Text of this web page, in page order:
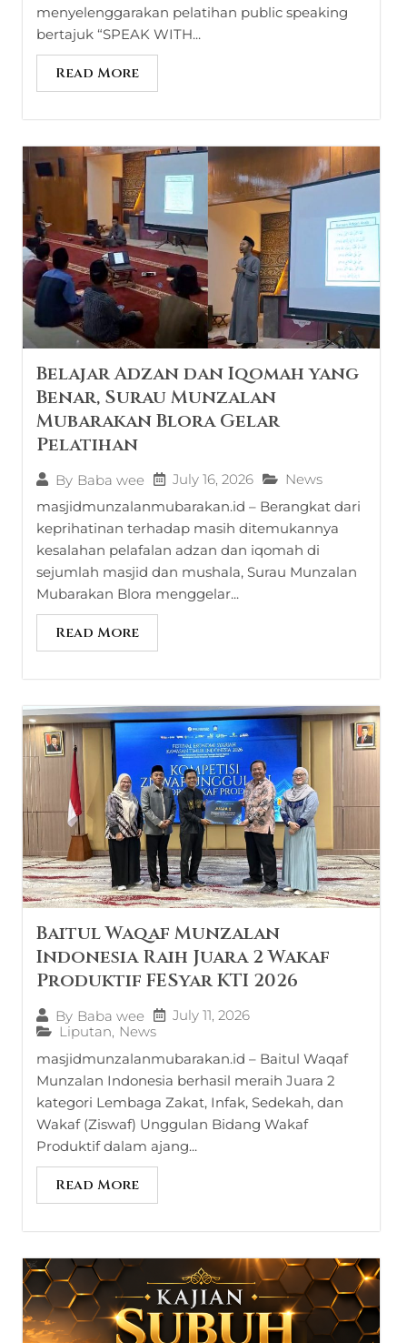
menyelenggarakan pelatihan public speaking
bertajuk “SPEAK WITH...
Read More
Belajar Adzan dan Iqomah yang
Benar, Surau Munzalan
Mubarakan Blora Gelar
Pelatihan
By Baba wee July 16, 2026
News
masjidmunzalanmubarakan.id – Berangkat dari
keprihatinan terhadap masih ditemukannya
kesalahan pelafalan adzan dan iqomah di
sejumlah masjid dan mushala, Surau Munzalan
Mubarakan Blora menggelar...
Read More
Baitul Waqaf Munzalan
Indonesia Raih Juara 2 Wakaf
Produktif FESyar KTI 2026
By Baba wee
July 11, 2026
Liputan, News
masjidmunzalanmubarakan.id – Baitul Waqaf
Munzalan Indonesia berhasil meraih Juara 2
kategori Lembaga Zakat, Infak, Sedekah, dan
Wakaf (Ziswaf) Unggulan Bidang Wakaf
Produktif dalam ajang...
Read More